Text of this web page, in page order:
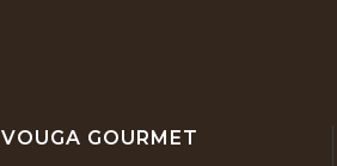
VOUGA GOURMET